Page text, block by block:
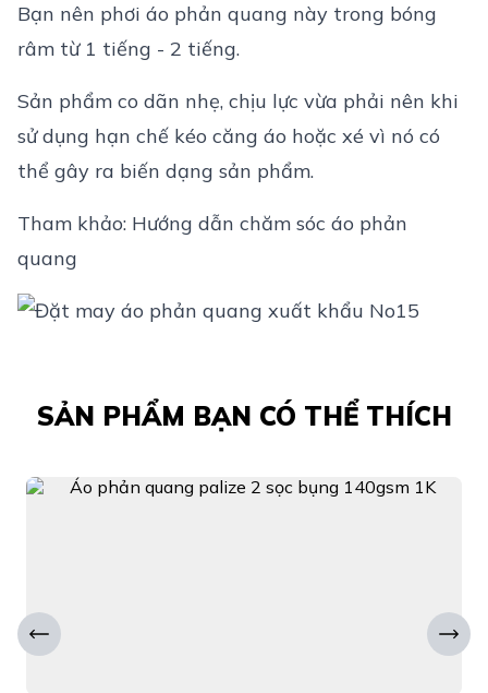
Bạn nên phơi áo phản quang này trong bóng
râm từ 1 tiếng - 2 tiếng.
Sản phẩm co dãn nhẹ, chịu lực vừa phải nên khi
sử dụng hạn chế kéo căng áo hoặc xé vì nó có
thể gây ra biến dạng sản phẩm.
Tham khảo: Hướng dẫn chăm sóc áo phản
quang
SẢN PHẨM BẠN CÓ THỂ THÍCH